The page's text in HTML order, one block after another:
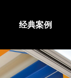
经典案例